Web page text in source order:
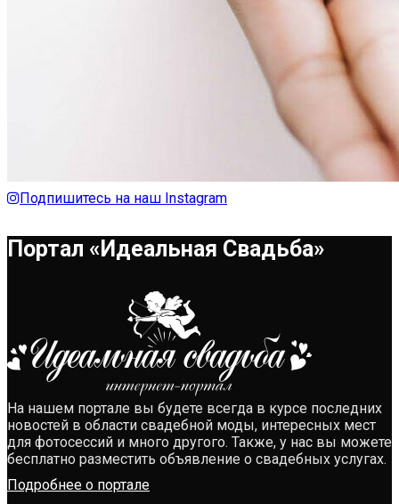
Подпишитесь на наш Instagram
Портал «Идеальная Свадьба»
На нашем портале вы будете всегда в курсе последних
новостей в области свадебной моды, интересных мест
для фотосессий и много другого. Также, у нас вы можете
бесплатно разместить объявление о свадебных услугах.
Подробнее о портале